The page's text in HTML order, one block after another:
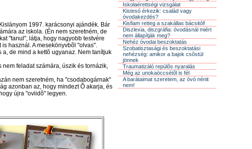
1997. karácsonyi ajándék. Bár
az iskola. (Én nem szeretném, de
"tanul", látja, hogy nagyobb testvére
használ. A mesekönyvbõl "olvas".
de mind a kettõ ugyanaz. Nem tanítjuk
feladat számára, úszik és tornázik,
nem szeretném, ha "csodabogárnak"
azonban az, hogy mindezt Õ akarja, és
újra "oviidõ" legyen.
Iskolaérettségi vizsgálat
Kistesó érkezik: család vagy
óvodakezdés?
Kisfiam retteg a szakállas bácsitól!
Diszlexia, diszgráfia: óvodásnál miért
nem állapítják meg?
Nehéz óvodai beszoktatás
Szobatisztasági és beszoktatási
nehézség: amikor a bajok csõstül
jönnek
Traumatizáló repülõs nyaralás
Még az unokaöccsétõl is fél
A barátaimat szeretem, az óvó nénit
nem!